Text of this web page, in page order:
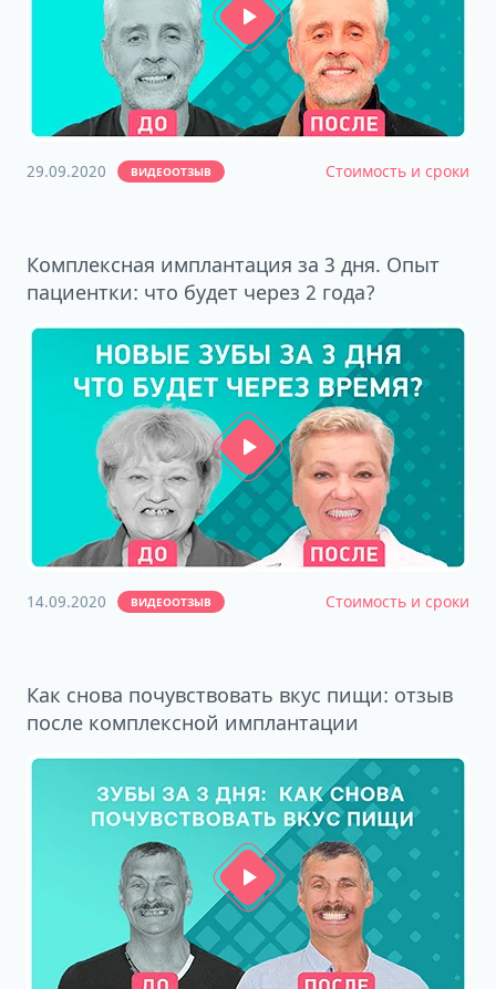
29.09.2020 ВИДЕООТЗЫВ Стоимость и сроки
Комплексная имплантация за 3 дня. Опыт
пациентки: что будет через 2 года?
14.09.2020 ВИДЕООТЗЫВ Стоимость и сроки
Как снова почувствовать вкус пищи: отзыв
после комплексной имплантации